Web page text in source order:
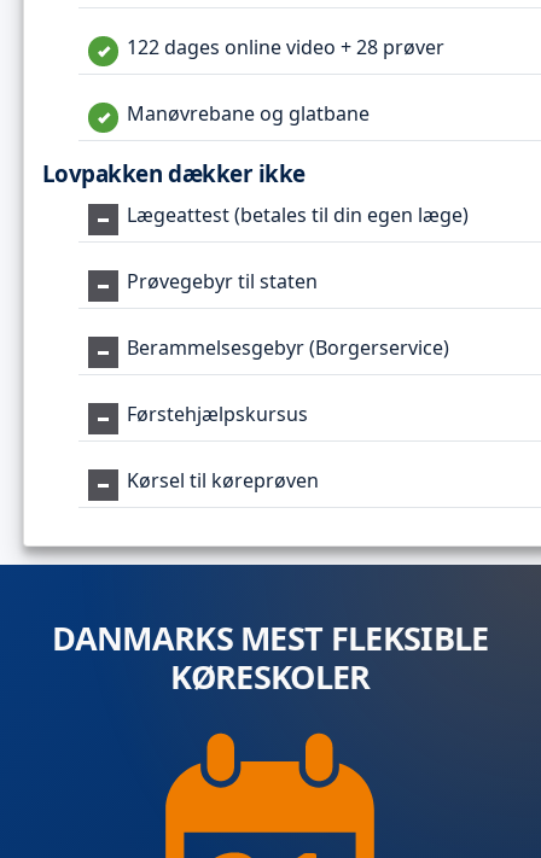
122 dages online video + 28 prøver
Manøvrebane og glatbane
Lovpakken dækker ikke
Lægeattest (betales til din egen læge)
Prøvegebyr til staten
Berammelsesgebyr (Borgerservice)
Førstehjælpskursus
Kørsel til køreprøven
DANMARKS MEST FLEKSIBLE
KØRESKOLER